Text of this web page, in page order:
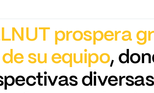
prospera
de su equipo,
diversas